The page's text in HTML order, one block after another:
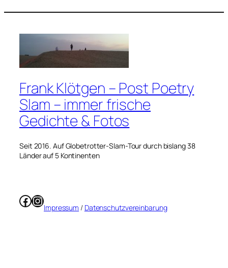
Frank Klötgen – Post Poetry
Slam – immer frische
Gedichte & Fotos
Seit 2016. Auf Globetrotter-Slam-Tour durch bislang 38
Länder auf 5 Kontinenten
Facebook
Instagram
Impressum / Datenschutzvereinbarung